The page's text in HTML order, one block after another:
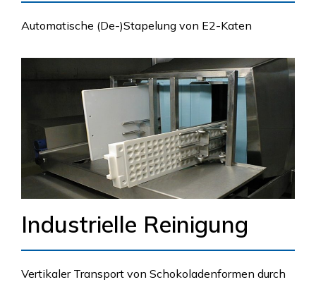
Automatische (De-)Stapelung von E2-Katen
Industrielle Reinigung
Vertikaler Transport von Schokoladenformen durch